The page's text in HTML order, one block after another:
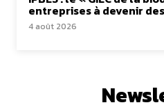
entreprises à devenir
4 août 2026